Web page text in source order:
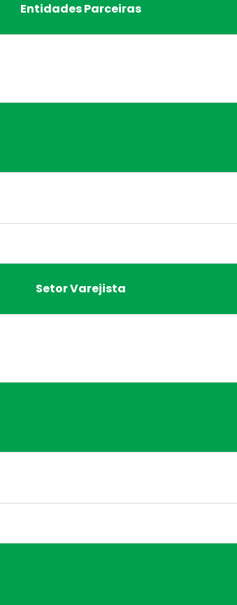
Entidades Parceiras
Setor Varejista